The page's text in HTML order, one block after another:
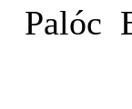
Palóc